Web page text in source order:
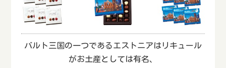
バルト三国の一つであるエストニアはリキュール
がお土産としては有名、